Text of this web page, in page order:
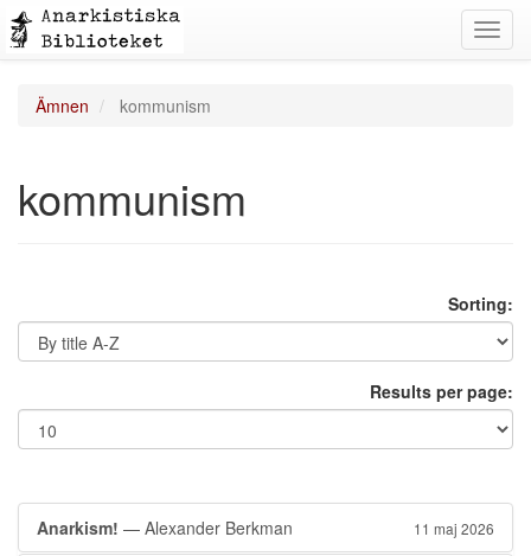
Ämnen kommunism
kommunism
Sorting:
Results per page:
Anarkism! — Alexander Berkman 11 maj 2026